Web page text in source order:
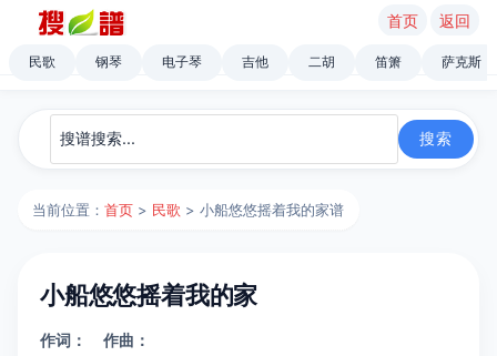
首页 返回
民歌 钢琴 电子琴 吉他 二胡 笛箫 萨克斯
当前位置：首页 > 民歌 > 小船悠悠摇着我的家谱
小船悠悠摇着我的家
作词： 作曲：